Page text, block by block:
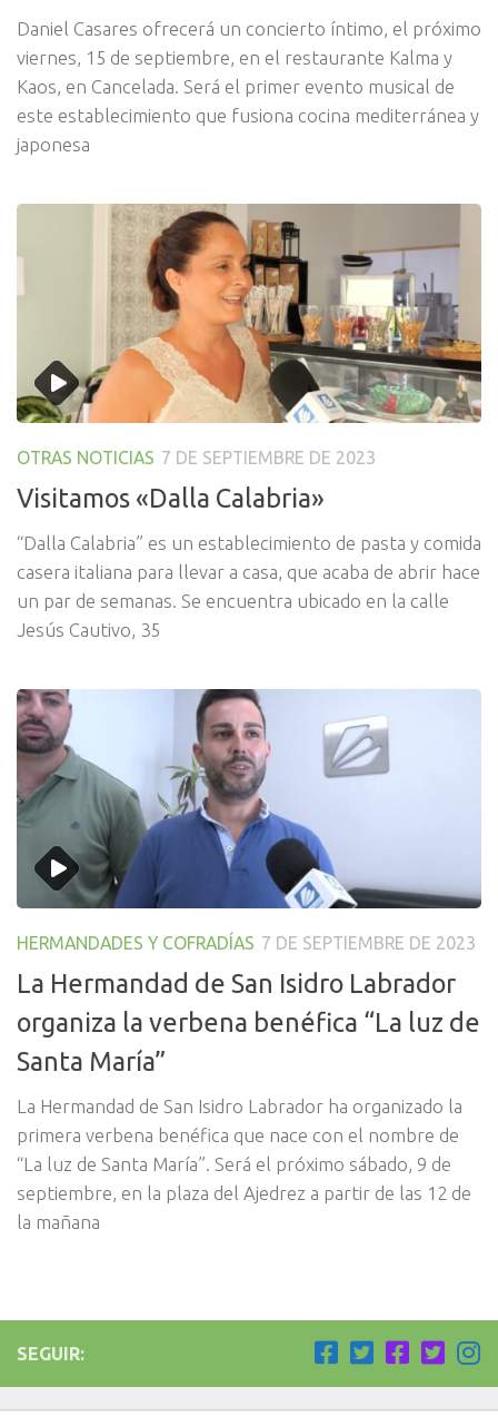
Daniel Casares ofrecerá un concierto íntimo, el próximo
viernes, 15 de septiembre, en el restaurante Kalma y
Kaos, en Cancelada. Será el primer evento musical de
este establecimiento que fusiona cocina mediterránea y
japonesa
OTRAS NOTICIAS 7 DE SEPTIEMBRE DE 2023
Visitamos «Dalla Calabria»
“Dalla Calabria” es un establecimiento de pasta y comida
casera italiana para llevar a casa, que acaba de abrir hace
un par de semanas. Se encuentra ubicado en la calle
Jesús Cautivo, 35
HERMANDADES Y COFRADÍAS 7 DE SEPTIEMBRE DE 2023
La Hermandad de San Isidro Labrador
organiza la verbena benéfica “La luz de
Santa María”
La Hermandad de San Isidro Labrador ha organizado la
primera verbena benéfica que nace con el nombre de
“La luz de Santa María”. Será el próximo sábado, 9 de
septiembre, en la plaza del Ajedrez a partir de las 12 de
la mañana
SEGUIR: